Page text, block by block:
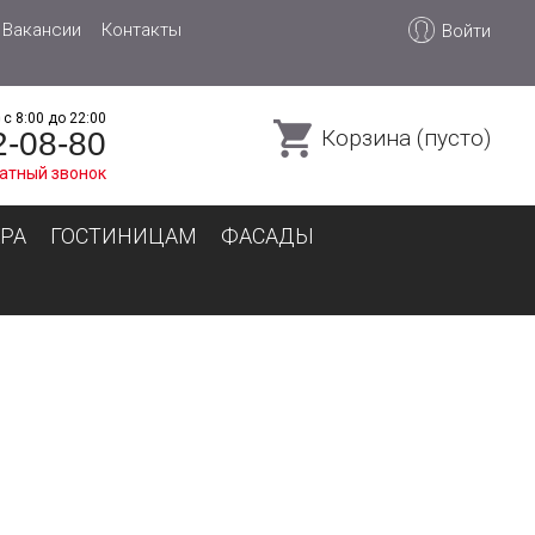
Вакансии Контакты Войти
8:00 до 22:00
08-80
звонок
Корзина (пусто)
ГОСТИНИЦАМ ФАСАДЫ